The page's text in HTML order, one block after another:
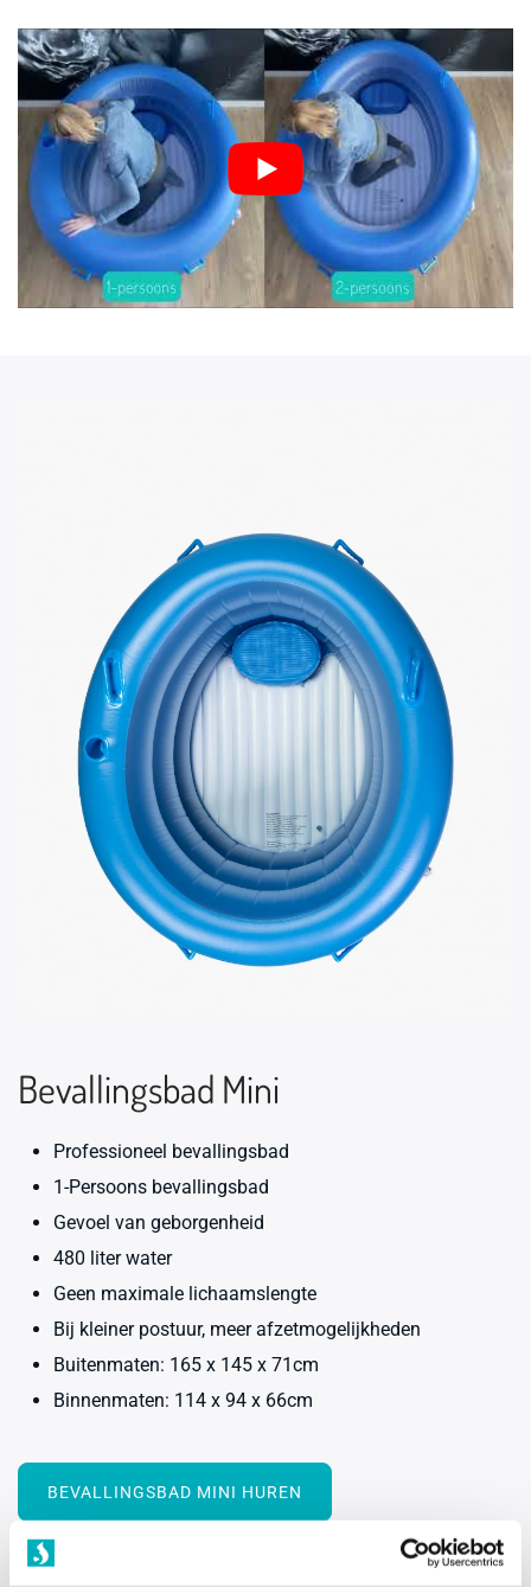
Bevallingsbad Mini
Professioneel bevallingsbad
1-Persoons bevallingsbad
Gevoel van geborgenheid
480 liter water
Geen maximale lichaamslengte
Bij kleiner postuur, meer afzetmogelijkheden
Buitenmaten: 165 x 145 x 71cm
Binnenmaten: 114 x 94 x 66cm
BEVALLINGSBAD MINI HUREN